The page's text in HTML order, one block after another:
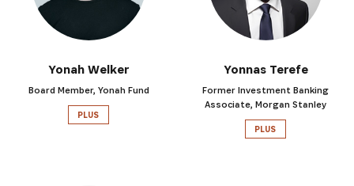
S'INSCRIRE
Yonah Welker
Board Member, Yonah Fund
PLUS
Yonnas Terefe
Former Investment Banking
Associate, Morgan Stanley
PLUS